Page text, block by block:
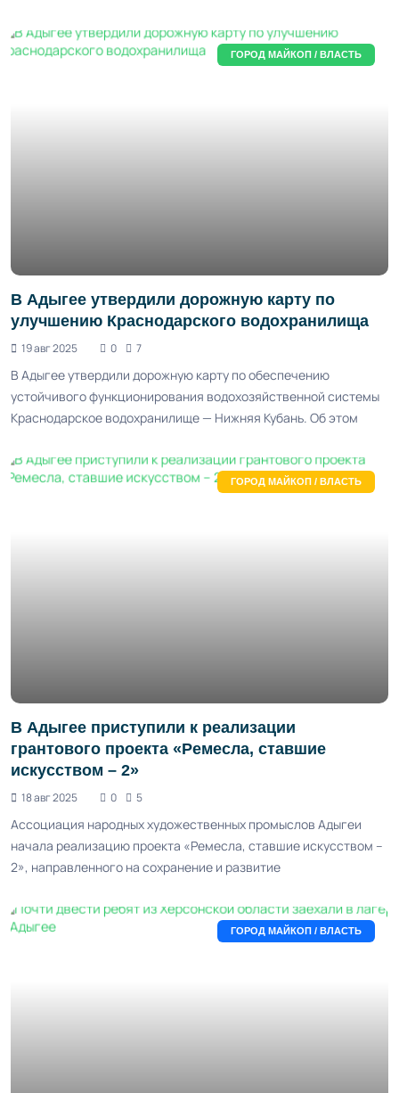
ГОРОД МАЙКОП / ВЛАСТЬ
В Адыгее утвердили дорожную карту по
улучшению Краснодарского водохранилища
19 авг 2025 0 7
В Адыгее утвердили дорожную карту по обеспечению
устойчивого функционирования водохозяйственной системы
Краснодарское водохранилище — Нижняя Кубань. Об этом
ГОРОД МАЙКОП / ВЛАСТЬ
В Адыгее приступили к реализации
грантового проекта «Ремесла, ставшие
искусством – 2»
18 авг 2025 0 5
Ассоциация народных художественных промыслов Адыгеи
начала реализацию проекта «Ремесла, ставшие искусством –
2», направленного на сохранение и развитие
ГОРОД МАЙКОП / ВЛАСТЬ